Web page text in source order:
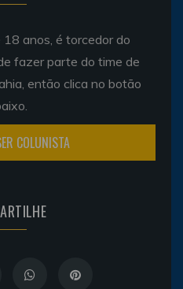
anos, é torcedor do
fazer parte do time de
então clica no botão
COLUNISTA